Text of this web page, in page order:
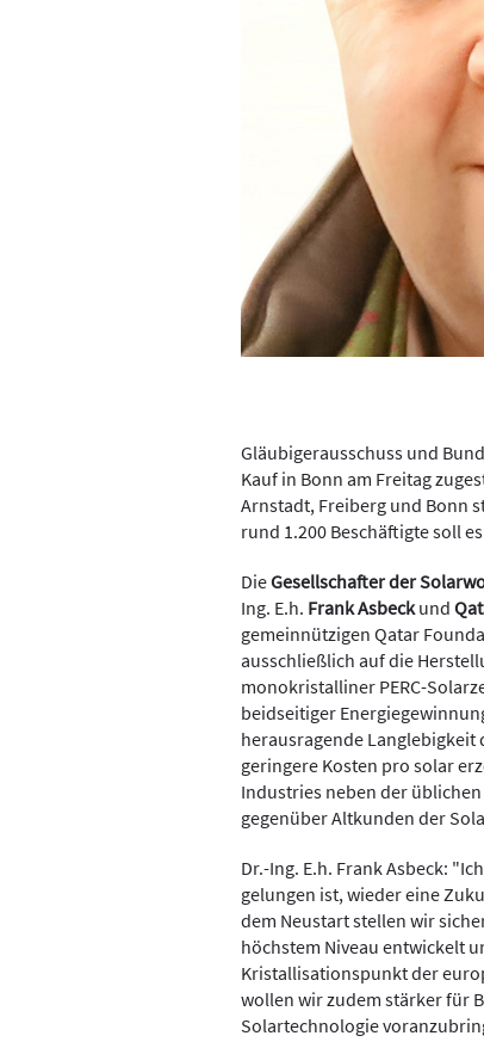
Gläubigerausschuss und
Kauf in Bonn am Freitag
Arnstadt, Freiberg und Bonn
rund 1.200 Beschäftigte soll
DieGesellschafter der
Ing. E.h. Frank Asbeckund
gemeinnützigen Qatar
ausschließlich auf die
monokristalliner PERC-
beidseitiger
herausragende
geringere Kosten pro solar
Industries neben der
gegenüber Altkunden der
Dr.-Ing. E.h. Frank Asbeck:
gelungen ist, wieder eine
dem Neustart stellen wir
höchstem Niveau entwickelt
Kristallisationspunkt der
wollen wir zudem stärker für
Solartechnologie